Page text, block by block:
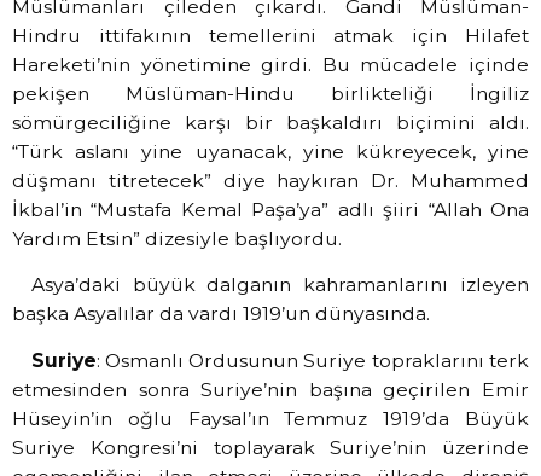
Müslümanları çileden çıkardı. Gandi Müslüman-
Hindru ittifakının temellerini atmak için Hilafet
Hareketi’nin yönetimine girdi. Bu mücadele içinde
pekişen Müslüman-Hindu birlikteliği İngiliz
sömürgeciliğine karşı bir başkaldırı biçimini aldı.
“Türk aslanı yine uyanacak, yine kükreyecek, yine
düşmanı titretecek” diye haykıran Dr. Muhammed
İkbal’in “Mustafa Kemal Paşa’ya” adlı şiiri “Allah Ona
Yardım Etsin” dizesiyle başlıyordu.
Asya’daki büyük dalganın kahramanlarını izleyen
başka Asyalılar da vardı 1919’un dünyasında.
Suriye: Osmanlı Ordusunun Suriye topraklarını terk
etmesinden sonra Suriye’nin başına geçirilen Emir
Hüseyin’in oğlu Faysal’ın Temmuz 1919’da Büyük
Suriye Kongresi’ni toplayarak Suriye’nin üzerinde